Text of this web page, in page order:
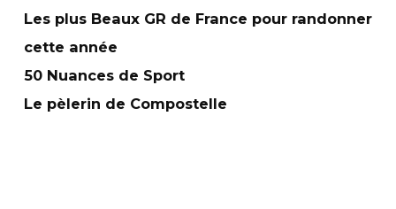
Les plus Beaux GR de France pour randonner
cette année
50 Nuances de Sport
Le pèlerin de Compostelle